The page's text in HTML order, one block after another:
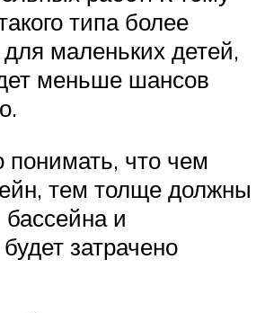
типа более
маленьких детей,
меньше шансов
понимать, что чем
тем толще должны
и
затрачено